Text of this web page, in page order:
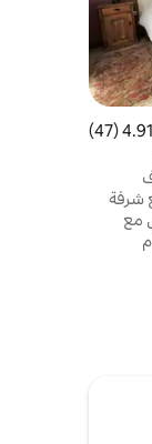
4.91 من 5، 47 مراجعات4.91 (47)
شرفة
مع